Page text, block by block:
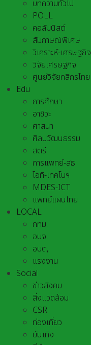
บทความทั่วไป
POLL
คอลัมนิสต์
สัมภาษณ์พิเศษ
วิเคราะห์-เศรษฐกิจ
วิจัยเศรษฐกิจ
ศูนย์วิจัยกสิกรไทย
Edu
การศึกษา
อาชีวะ
ศาสนา
ศิลปวัฒนธรรม
สตรี
การแพทย์-สธ
ไอที-เทคโนฯ
MDES-ICT
แพทย์แผนไทย
LOCAL
กทม.
อบจ.
อบต,
แรงงาน
Social
ข่าวสังคม
สิ่งแวดล้อม
CSR
ท่องเที่ยว
บันเทิง